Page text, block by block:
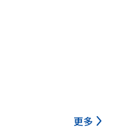
更多